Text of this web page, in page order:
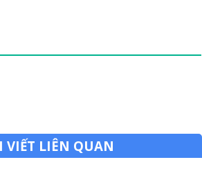
VIẾT LIÊN QUAN